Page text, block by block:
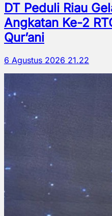
DT Peduli Riau
Angkatan Ke-2
Qur’ani
6 Agustus 2026 21.22